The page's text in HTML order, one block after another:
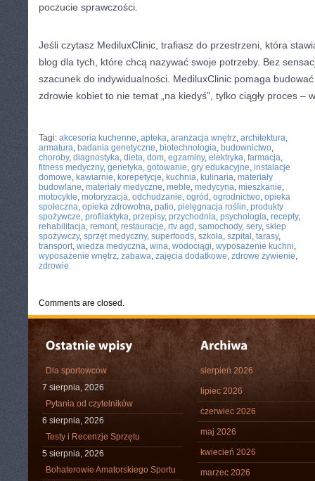
poczucie sprawczości.
Jeśli czytasz MediluxClinic, trafiasz do przestrzeni, która
blog dla tych, które chcą nazywać swoje potrzeby. Bez
szacunek do indywidualności. MediluxClinic pomaga
zdrowie kobiet to nie temat „na kiedyś”, tylko ciągły proces –
Tagi: akcesoria kuchenne, apteka, aranżacja wnętrz, architektura,
armatura, badania genetyczne, biotechnologia, budownictwo,
choroby, diagnostyka, dieta, dom, egzaminy, elektryka, farmacja,
fitness medyczny, genetyka, gotowanie, gry edukacyjne, instalacje
domowe, kawiarnie, korepetycje, kuchnia, kulinaria, materiały
budowlane, materiały medyczne, meble, medycyna, mieszkanie,
motocykle, motoryzacja, odchudzanie, ogród , ogrodnictwo, opieka
społeczna, opieka zdrowotna, patio, pielęgnacja roślin, produkty
spożywcze, profilaktyka, przepisy, przychodnia, psychologia, recepty,
rehabilitacja, remont, restauracje, rtv agd , samochody, sery, sklep
spożywczy, sprzęt medyczny, superfoods, szkoła, szpital , tarasy,
transport, wiedza medyczna, wina, wodociągi, wyposażenie kuchni,
wyposażenie wnętrz, zabawa, zajęcia dodatkowe, zdrowe żywienie,
zdrowie
Comments are closed.
Dla sportowców
7 sierpnia, 2026
Pytania od czytelników
6 sierpnia, 2026
Testy i Recenzje Sprzętu
5 sierpnia, 2026
Bohaterowie Amatorskiego Sportu
sierpień 2026
lipiec 2026
czerwiec 2026
maj 2026
kwiecień 2026
marzec 2026